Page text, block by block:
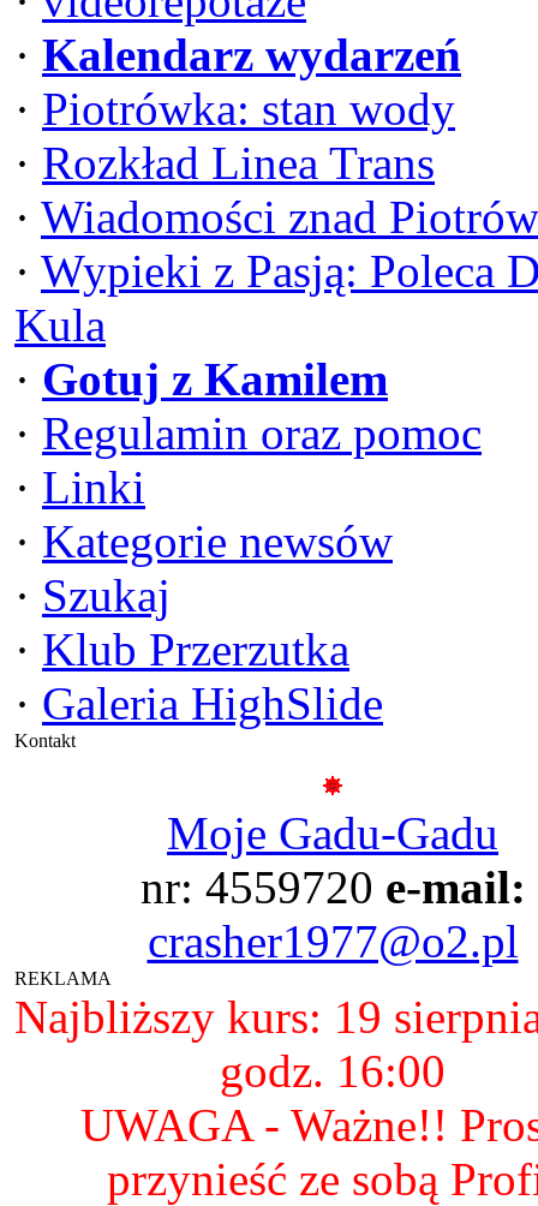
· Kalendarz wydarzeń
· Piotrówka: stan wody
· Rozkład Linea Trans
· Wiadomości znad
· Wypieki z Pasją: Poleca
Kula
· Gotuj z Kamilem
· Regulamin oraz pomoc
· Linki
· Kategorie newsów
· Szukaj
· Klub Przerzutka
· Galeria HighSlide
Kontakt
Moje Gadu-Gadu
nr: 4559720 e-mail:
crasher1977@o2.pl
REKLAMA
Najbliższy kurs: 19
godz. 16:00
UWAGA - Ważne!!
przynieść ze sobą